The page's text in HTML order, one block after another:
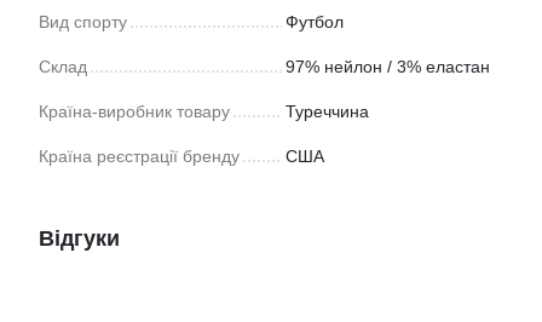
Вид спорту Футбол
Склад 97% нейлон / 3% еластан
Країна-виробник товару Туреччина
Країна реєстрації бренду США
Відгуки